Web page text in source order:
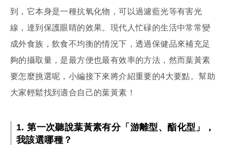
到，它本身是一種抗氧化物，可以過濾藍光等有害光
線，達到保護眼睛的效果。現代人忙碌的生活中常常變
成外食族，飲食不均衡的情況下，透過保健品來補充足
夠的攝取量，是最方便也最有效率的方法，然而葉黃素
要怎麼挑選呢，小編接下來將介紹重要的4大要點。幫助
大家輕鬆找到適合自己的葉黃素！
1. 第一次聽說葉黃素有分「游離型、酯化型」，
我該選哪種？